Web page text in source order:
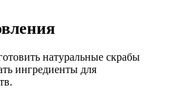
натуральные скрабы
ингредиенты для